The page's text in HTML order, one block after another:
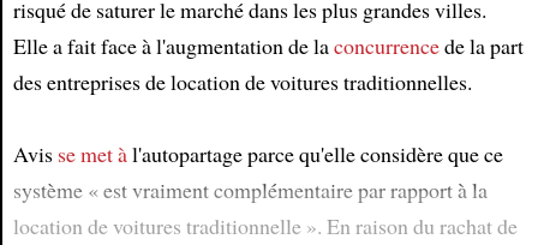
Article
risqué de saturer le marché dans les plus grandes villes.
Elle a fait face à l'augmentation de laconcurrencede la part
des entreprises de location de voitures traditionnelles.
Avis se met àl'autopartage parce qu'elle considère que ce
système « est vraiment complémentaire par rapport à la
location de voitures traditionnelle ». En raison du rachat de